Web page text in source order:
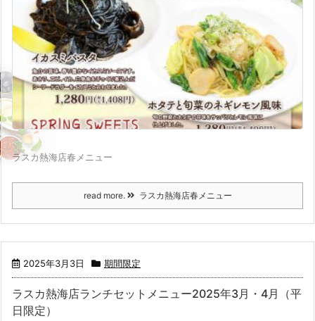
ラスカ熱海店春メニュー
read more. ラスカ熱海店春メニュー
2025年3月3日 期間限定
ラスカ熱海店ランチセットメニュー2025年3月・4月（平
日限定）